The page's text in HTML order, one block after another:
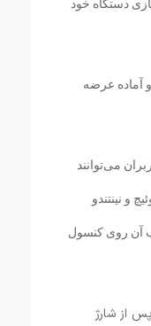
دستگاه خود
آماده عرضه
می‌توانند
و نینتندو
آن روی کنسول
از شارژ